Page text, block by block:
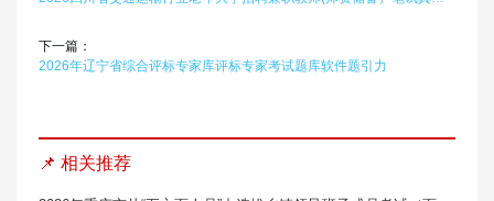
下一篇：
2026年辽宁省综合评标专家库评标专家考试题库软件题引力
📌 相关推荐